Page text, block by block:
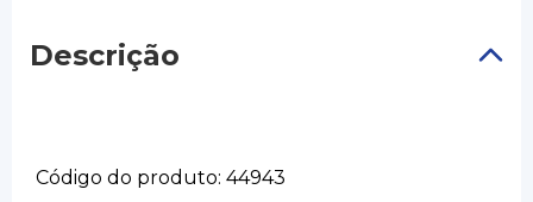
Descrição
Código do produto: 44943